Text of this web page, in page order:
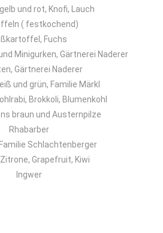
und rot, Knofi, Lauch
( festkochend)
Fuchs
Minigurken, Gärtnerei Naderer
Gärtnerei Naderer
und grün, Familie Märkl
Brokkoli, Blumenkohl
braun und Austernpilze
Rhabarber
Schlachtenberger
Grapefruit, Kiwi
Ingwer